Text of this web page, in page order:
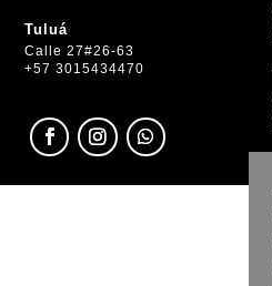
Tuluá
Calle 27#26-63
+57 3015434470